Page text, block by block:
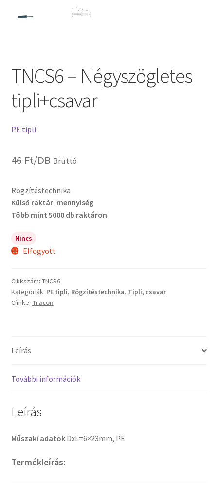
TNCS6 – Négyszögletes
tipli+csavar
PE tipli
46 Ft/DB Bruttó
Rögzítéstechnika
Kűlső raktári mennyiség
Több mint 5000 db raktáron
Nincs
Elfogyott
Cikkszám: TNCS6
Kategóriák: PE tipli, Rögzítéstechnika, Tipli, csavar
Címke: Tracon
Leírás
További információk
Leírás
Műszaki adatok DxL=6×23mm, PE
Termékleírás: